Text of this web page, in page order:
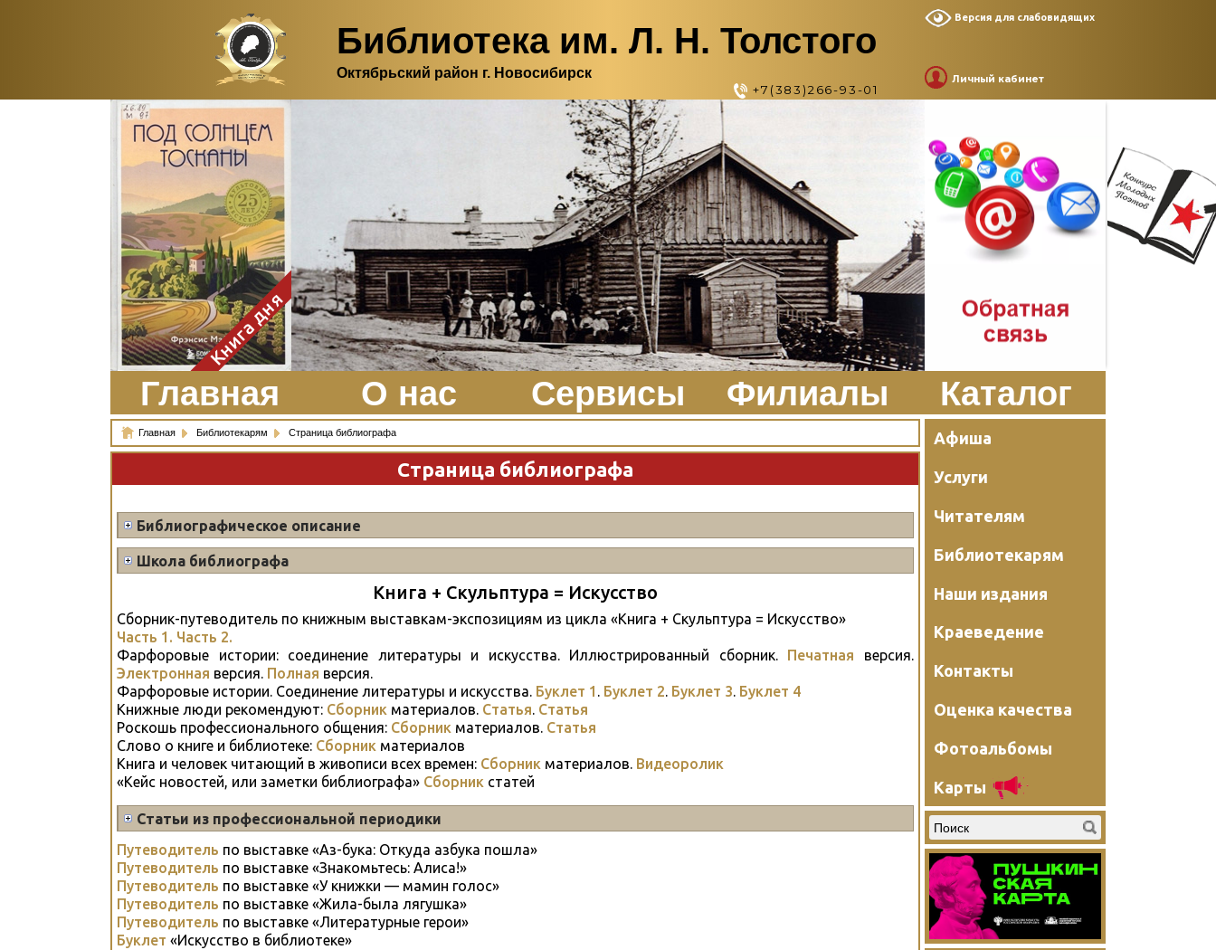
Библиотека им. Л. Н. Толстого
Октябрьский район г. Новосибирск
+7(383)266-93-01
Версия для слабовидящих
Личный кабинет
Здесь, в своем
итальянском доме, я вновь
испытала первичную
радость единения с
природой. Дом открыт
для бабочек, стрекоз, пчёл
или всех, кто пожелает
влететь в одно окно и
вылететь из другого. Едим
мы почти всегда во
дворе. Во мне настолько
возродился здравый
смысл моей матери -
умение наслаждаться
настоящим и не спешить, -
что даже нашлось время
отполировать до блеска
оконное стекло.
ЗаказатьКнига дня
Главная О нас Сервисы Филиалы Каталог
Главная Библиотекарям Страница библиографа
Страница библиографа
Библиографическое описание
Школа библиографа
Книга + Скульптура = Искусство
Сборник-путеводитель по книжным выставкам-экспозициям из цикла «Книга + Скульптура = Искусство»
Часть 1. Часть 2.
Фарфоровые истории: соединение литературы и искусства. Иллюстрированный сборник.
Печатная версия.
Электронная версия. Полная версия.
Фарфоровые истории. Соединение литературы и искусства. Буклет 1 . Буклет 2. Буклет 3. Буклет 4
Книжные люди рекомендуют: Сборник материалов. Статья. Статья
Роскошь профессионального общения: Сборник материалов. Статья
Слово о книге и библиотеке: Сборник материалов
Книга и человек читающий в живописи всех времен: Сборник материалов. Видеоролик
«Кейс новостей, или заметки библиографа» Сборник статей
Статьи из профессиональной периодики
Путеводитель по выставке «Аз-бука: Откуда азбука пошла»
Путеводитель по выставке «Знакомьтесь: Алиса!»
Путеводитель по выставке «У книжки — мамин голос»
Путеводитель по выставке «Жила-была лягушка»
Путеводитель по выставке «Литературные герои»
Буклет «Искусство в библиотеке»
Афиша
Услуги
Читателям
Библиотекарям
Наши издания
Краеведение
Контакты
Оценка качества
Фотоальбомы
Карты